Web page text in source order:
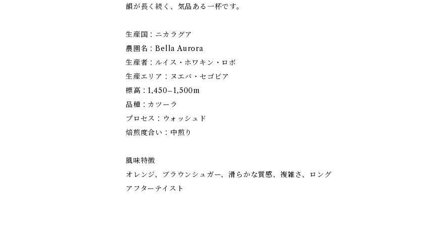
韻が長く続く、気品ある一杯です。
生産国：ニカラグア
農園名：Bella Aurora
生産者：ルイス・ホワキン・ロボ
生産エリア：ヌエバ・セゴビア
標高：1,450–1,500m
品種：カツーラ
プロセス：ウォッシュド
焙煎度合い：中煎り
風味特徴
オレンジ、ブラウンシュガー、滑らかな質感、複雑さ、ロング
アフターテイスト